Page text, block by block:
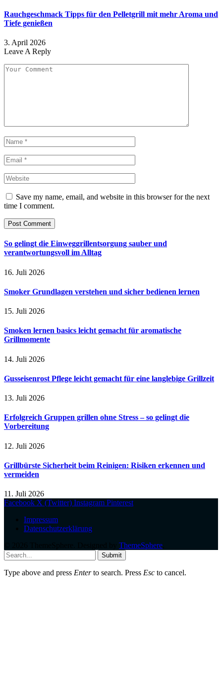
Rauchgeschmack Tipps für den Pelletgrill mit mehr Aroma und
Tiefe genießen
3. April 2026
Leave A Reply
Save my name, email, and website in this browser for the next
time I comment.
So gelingt die Einweggrillentsorgung sauber und
verantwortungsvoll im Alltag
16. Juli 2026
Smoker Grundlagen verstehen und sicher bedienen lernen
15. Juli 2026
Smoken lernen basics leicht gemacht für aromatische
Grillmomente
14. Juli 2026
Gusseisenrost Pflege leicht gemacht für eine langlebige Grillzeit
13. Juli 2026
Erfolgreich Gruppen grillen ohne Stress – so gelingt die
Vorbereitung
12. Juli 2026
Grillbürste Sicherheit beim Reinigen: Risiken erkennen und
vermeiden
11. Juli 2026
Facebook X (Twitter) Instagram Pinterest
Impressum
Datenschutzerklärung
ThemeSphere
Submit
Type above and press Enterto search. Press Esc to cancel.